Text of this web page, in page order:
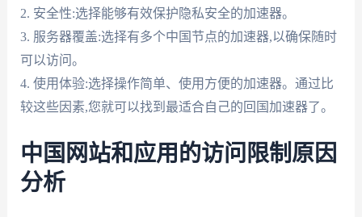
2. 安全性:选择能够有效保护隐私安全的加速器。
3. 服务器覆盖:选择有多个中国节点的加速器,以确保随时
可以访问。
4. 使用体验:选择操作简单、使用方便的加速器。通过比
较这些因素,您就可以找到最适合自己的回国加速器了。
中国网站和应用的访问限制原因
分析